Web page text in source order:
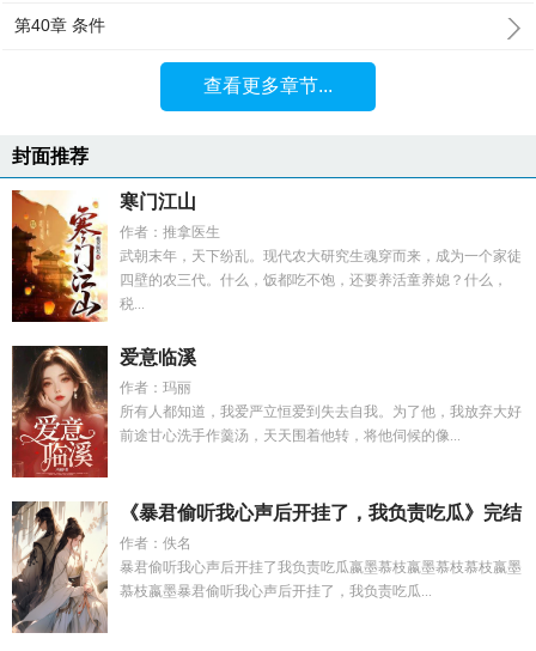
第40章 条件
查看更多章节...
封面推荐
寒门江山
作者：推拿医生
武朝末年，天下纷乱。现代农大研究生魂穿而来，成为一个家徒
四壁的农三代。什么，饭都吃不饱，还要养活童养媳？什么，
税...
爱意临溪
作者：玛丽
所有人都知道，我爱严立恒爱到失去自我。为了他，我放弃大好
前途甘心洗手作羹汤，天天围着他转，将他伺候的像...
《暴君偷听我心声后开挂了，我负责吃瓜》完结
作者：佚名
暴君偷听我心声后开挂了我负责吃瓜嬴墨慕枝嬴墨慕枝慕枝嬴墨
慕枝嬴墨暴君偷听我心声后开挂了，我负责吃瓜...